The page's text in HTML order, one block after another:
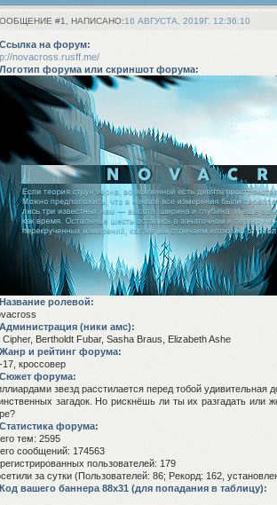
1 16 АВГУСТА, 2019Г. 12:36:10
на форум:
novacross.rusff.me/
форума или скриншот форума:
ролевой:
(ники амс):
Cipher, Bertholdt Fubar, Sasha Braus, Elizabeth Ashe
и рейтинг форума:
17, кроссовер
форума:
звезд расстилается перед тобой
загадок. Но рискнёшь ли ты их разгадать или
форума:
тем: 2595
сообщений: 174563
пользователей: 179
за сутки (Пользователей: 86; Рекорд: 162,
вашего баннера 88х31 (для попадания в таблицу):